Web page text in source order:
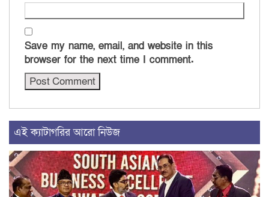
Save my name, email, and website in this
browser for the next time I comment.
এই ক্যাটাগরির আরো নিউজ